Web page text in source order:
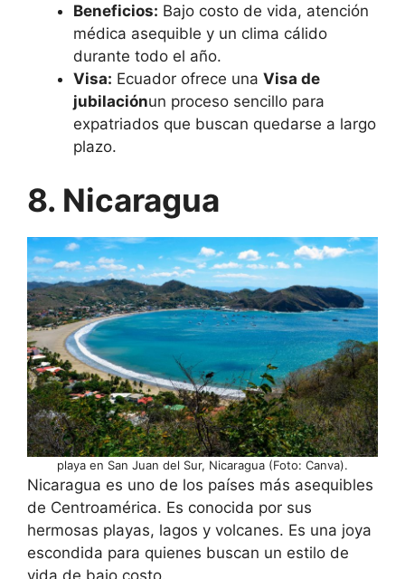
Beneficios: Bajo costo de vida, atención
médica asequible y un clima cálido
durante todo el año.
Visa: Ecuador ofrece una Visa de
jubilaciónun proceso sencillo para
expatriados que buscan quedarse a largo
plazo.
8. Nicaragua
playa en San Juan del Sur, Nicaragua (Foto: Canva).
Nicaragua es uno de los países más asequibles
de Centroamérica. Es conocida por sus
hermosas playas, lagos y volcanes. Es una joya
escondida para quienes buscan un estilo de
vida de bajo costo.